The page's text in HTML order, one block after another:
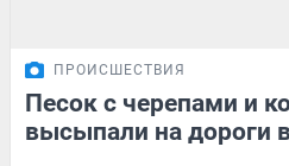
ПРОИСШЕСТВИЯ
Песок с черепами и
высыпали на дороги